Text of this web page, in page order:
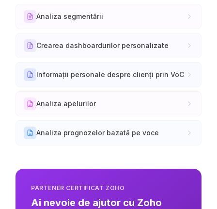
Analiza segmentării
Crearea dashboardurilor personalizate
Informații personale despre clienți prin VoC
Analiza apelurilor
Analiza prognozelor bazată pe voce
PARTENER CERTIFICAT ZOHO
Ai nevoie de ajutor cu Zoho